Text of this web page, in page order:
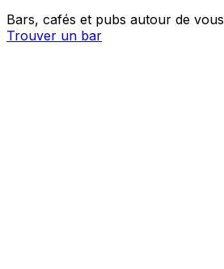
Bars, cafés et pubs autour de vous
Trouver un bar